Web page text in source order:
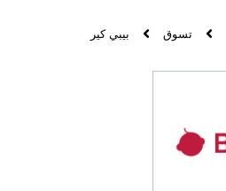
تسوق بيبي كير